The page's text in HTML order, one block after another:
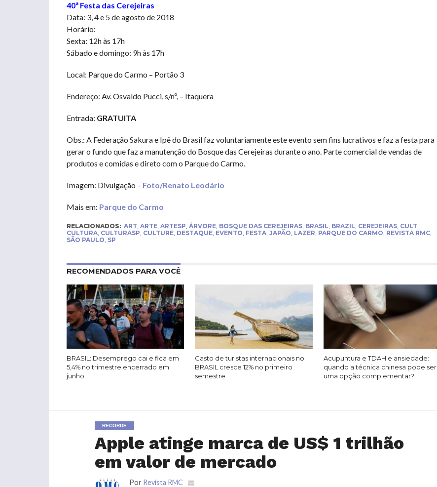
40ª Festa das Cerejeiras
Data: 3, 4 e 5 de agosto de 2018
Horário:
Sexta: 12h às 17h
Sábado e domingo: 9h às 17h
Local: Parque do Carmo – Portão 3
Endereço: Av. Osvaldo Pucci, s/nº, – Itaquera
Entrada: GRATUITA
Obs.: A Federação Sakura e Ipê do Brasil faz voluntariamente este evento sem fins lucrativos e faz a festa para
gerar o fundo que faz a manutenção do Bosque das Cerejeiras durante o ano. Parte comercial de vendas de
produtos e comidas e direto com o Parque do Carmo.
Imagem: Divulgação – Foto/Renato Leodário
Mais em: Parque do Carmo
RELACIONADOS: ART, ARTE, ARTESP, ÁRVORE, BOSQUE DAS CEREJEIRAS, BRASIL, BRAZIL, CEREJEIRAS, CULT,
CULTURA, CULTURASP, CULTURE, DESTAQUE, EVENTO, FESTA, JAPÃO, LAZER, PARQUE DO CARMO, REVISTA RMC,
SÃO PAULO, SP
RECOMENDADOS PARA VOCÊ
BRASIL: Desemprego cai e fica em
5,4% no trimestre encerrado em
junho
Gasto de turistas internacionais no
BRASIL cresce 12% no primeiro
semestre
Acupuntura e TDAH e ansiedade:
quando a técnica chinesa pode ser
uma opção complementar?
RECORDE
Apple atinge marca de US$ 1 trilhão
em valor de mercado
Por Revista RMC